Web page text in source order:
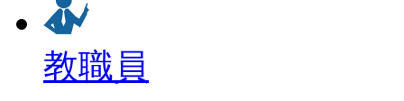
教職員